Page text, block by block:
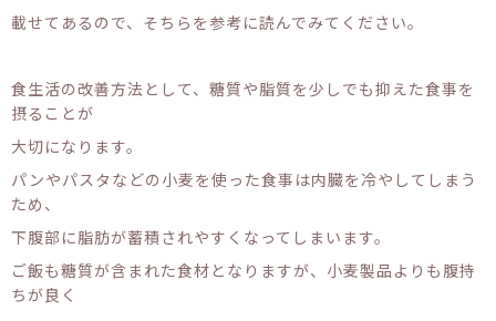
載せてあるので、そちらを参考に読んでみてください。
食生活の改善方法として、糖質や脂質を少しでも抑えた食事を
摂ることが
大切になります。
パンやパスタなどの小麦を使った食事は内臓を冷やしてしまう
ため、
下腹部に脂肪が蓄積されやすくなってしまいます。
ご飯も糖質が含まれた食材となりますが、小麦製品よりも腹持
ちが良く